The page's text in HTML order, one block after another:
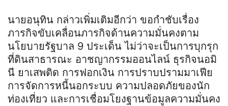
นายอนุทิน กล่าวเพิ่มเติมอีกว่า ขอกำชับเรื่อง
ภารกิจขับเคลื่อนภารกิจด้านความมั่นคงตาม
นโยบายรัฐบาล 9 ประเด็น ไม่ว่าจะเป็นการบุกรุก
ที่ดินสาธารณะ อาชญากรรมออนไลน์ ธุรกิจนอมิ
นี ยาเสพติด การฟอกเงิน การปราบปรามมาเฟีย
การจัดการหนี้นอกระบบ ความปลอดภัยของนัก
ท่องเที่ยว และการเชื่อมโยงฐานข้อมูลความมั่นคง